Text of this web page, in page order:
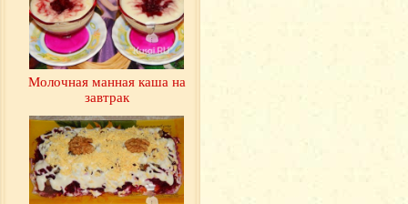
Молочная манная каша на
завтрак